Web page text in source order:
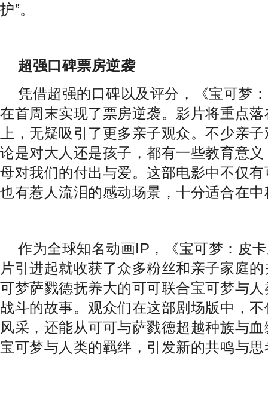
护”。
超强口碑票房逆袭
凭借超强的口碑以及评分，《宝可梦
在首周末实现了票房逆袭。影片将重点
上，无疑吸引了更多亲子观众。不少亲
论是对大人还是孩子，都有一些教育意
母对我们的付出与爱。这部电影中不仅
也有惹人流泪的感动场景，十分适合在
作为全球知名动画IP ，《宝可梦：皮
片引进起就收获了众多粉丝和亲子家庭
可梦萨戮德抚养大的可可联合宝可梦与
战斗的故事。观众们在这部剧场版中，
风采，还能从可可与萨戮德超越种族与
宝可梦与人类的羁绊，引发新的共鸣与思